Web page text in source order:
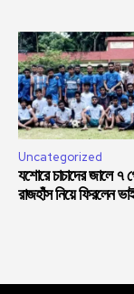
Uncategorized
যশোরে চাচাদের জালে
রাজহাঁস নিয়ে ফিরলেন